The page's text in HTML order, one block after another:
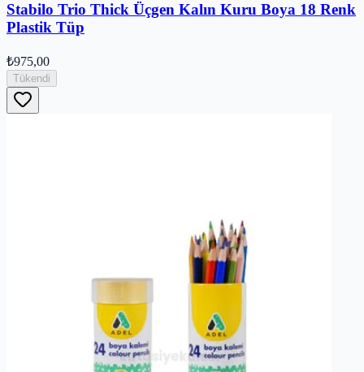
Stabilo Trio Thick Üçgen Kalın Kuru Boya 18 Renk
Plastik Tüp
₺975,00
Tükendi